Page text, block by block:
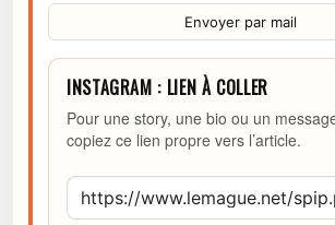
Envoyer par mail
INSTAGRAM : LIEN À COLLER
Pour une story, une bio ou un
copiez ce lien propre vers l’article.